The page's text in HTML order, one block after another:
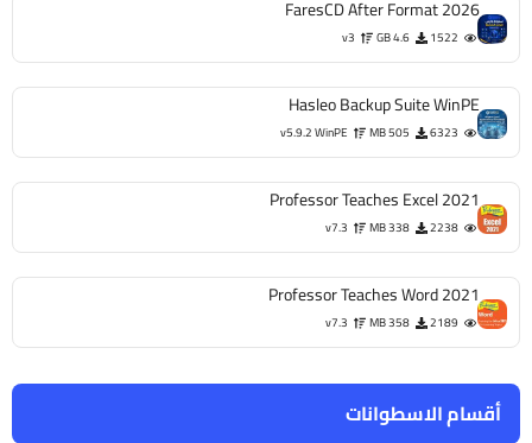
أقسام الاسطوانات
FaresCD After Format 2026
1522
4.6 GB
v3
Hasleo Backup Suite WinPE
6323
505 MB
v5.9.2 WinPE
Professor Teaches Excel 2021
2238
338 MB
v7.3
Professor Teaches Word 2021
2189
358 MB
v7.3